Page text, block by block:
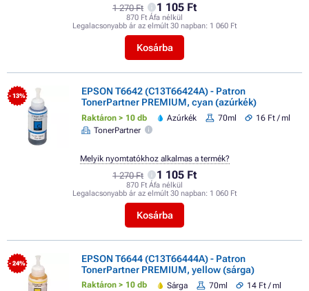
1 270 Ft 1 105 Ft
870 Ft Áfa nélkül
Legalacsonyabb ár az elmúlt 30 napban: 1 060 Ft
Kosárba
- 13%
EPSON T6642 (C13T66424A) - Patron
TonerPartner PREMIUM, cyan (azúrkék)
Raktáron > 10 db Azúrkék 70ml
16 Ft / ml
TonerPartner
1 270 Ft 1 105 Ft
870 Ft Áfa nélkül
Legalacsonyabb ár az elmúlt 30 napban: 1 060 Ft
Kosárba
Melyik nyomtatókhoz alkalmas a termék?
- 24%
EPSON T6644 (C13T66444A) - Patron
TonerPartner PREMIUM, yellow (sárga)
Raktáron > 10 db Sárga 70ml
14 Ft / ml